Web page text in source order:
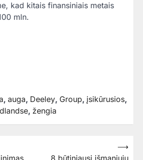
kad kitais finansiniais metais
mln.
, auga, Deeley, Group, įsikūrusios,
, žengia
⟶